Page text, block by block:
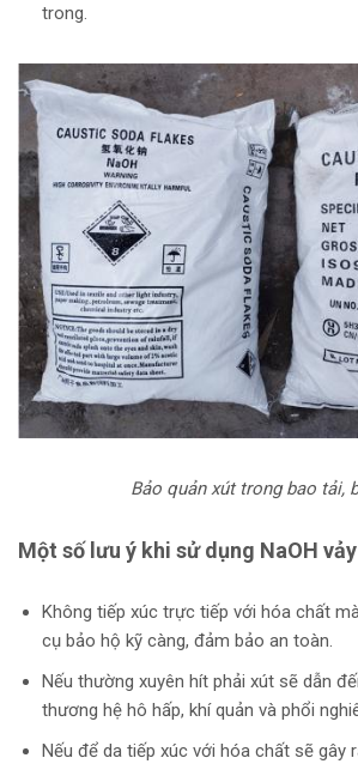
trong.
Bảo quản xút trong bao tải,
Một số lưu ý khi sử dụng NaOH vảy
Không tiếp xúc trực tiếp với hóa chất
cụ bảo hộ kỹ càng, đảm bảo an toàn.
Nếu thường xuyên hít phải xút sẽ dẫn
thương hệ hô hấp, khí quản và phổi
Nếu để da tiếp xúc với hóa chất sẽ gây